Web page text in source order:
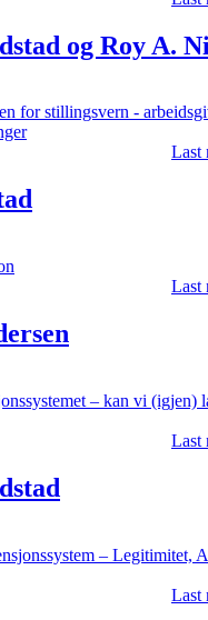
og Roy A.
for stillingsvern -
Last
Last
– kan vi (igjen)
Last
– Legitimitet,
Last